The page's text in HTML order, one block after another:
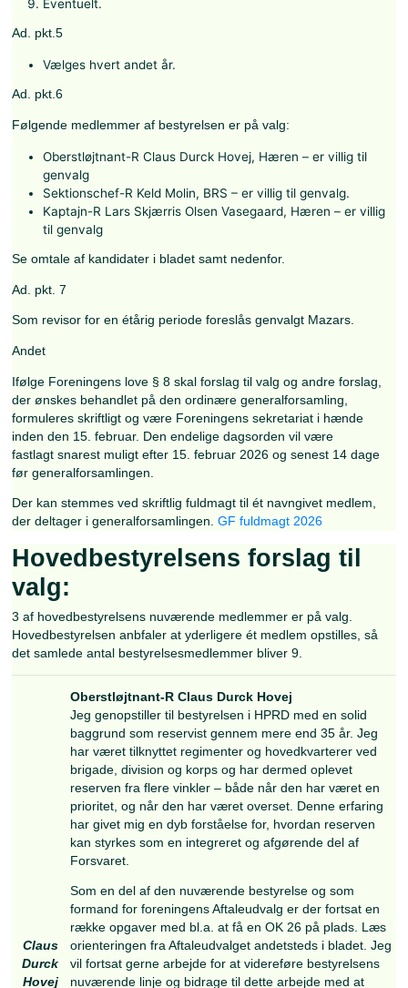
forløbne år.
Fremlæggelse af revideret regnskab for det
Fastsættelse af medlemskontingent for det
kontingentår på grundlag af fremlagt budget.
Valg af formand. (hvert andet år)
Valg af revisor.
Behandling af indkomne forslag.
Eventuelt.
Ad. pkt.5
Følgende medlemmer af bestyrelsen er på valg:
Oberstløjtnant-R Claus Durck Hovej, Hæren – er
genvalg
Sektionschef-R Keld Molin, BRS – er villig til
Kaptajn-R Lars Skjærris Olsen Vasegaard, Hæren –
til genvalg
Se omtale af kandidater i bladet samt nedenfor.
Som revisor for en étårig periode foreslås genvalgt
Andet
Ifølge Foreningens love § 8 skal forslag til valg og andre
formuleres skriftligt og være Foreningens sekretariat i
inden den 15. februar. Den endelige dagsorden vil være
fastlagt snarest muligt efter 15. februar 2026 og senest
før generalforsamlingen.
Der kan stemmes ved skriftlig fuldmagt til ét navngivet
der deltager i generalforsamlingen.GF fuldmagt 2026
Hovedbestyrelsens forslag
valg:
3 af hovedbestyrelsens nuværende medlemmer er på
Hovedbestyrelsen anbfaler at yderligere ét medlem
det samlede antal bestyrelsesmedlemmer bliver 9.